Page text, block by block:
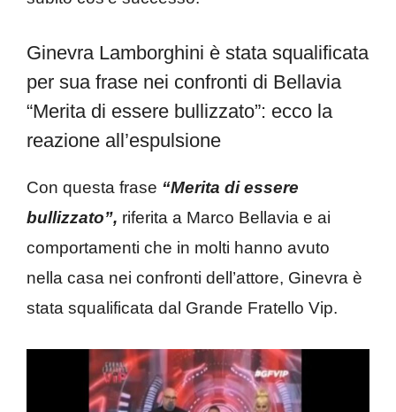
Ginevra Lamborghini è stata squalificata
per sua frase nei confronti di Bellavia
“Merita di essere bullizzato”: ecco la
reazione all’espulsione
Con questa frase “Merita di essere
bullizzato”, riferita a Marco Bellavia e ai
comportamenti che in molti hanno avuto
nella casa nei confronti dell’attore, Ginevra è
stata squalificata dal Grande Fratello Vip.